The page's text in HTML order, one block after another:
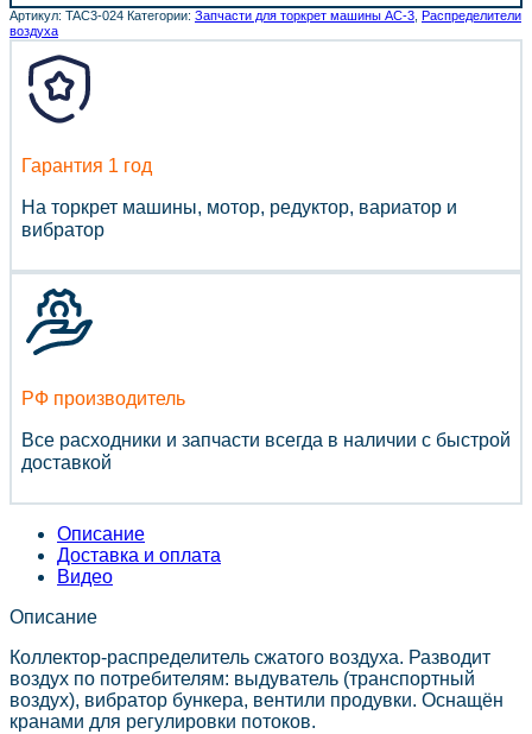
Артикул: TAC3-024 Категории: Запчасти для торкрет машины АС-3, Распределители
воздуха
Гарантия 1 год
На торкрет машины, мотор, редуктор, вариатор и
вибратор
РФ производитель
Все расходники и запчасти всегда в наличии с быстрой
доставкой
Описание
Доставка и оплата
Видео
Описание
Коллектор-распределитель сжатого воздуха. Разводит
воздух по потребителям: выдуватель (транспортный
воздух), вибратор бункера, вентили продувки. Оснащён
кранами для регулировки потоков.